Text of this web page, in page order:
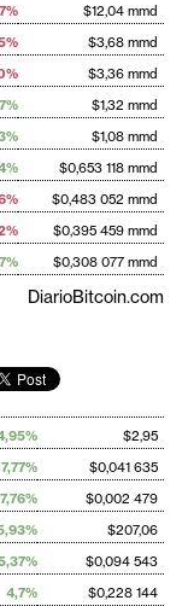
$12,04 mmd
$3,68 mmd
$3,36 mmd
$1,32 mmd
$1,08 mmd
$0,653 118 mmd
$0,483 052 mmd
$0,395 459 mmd
$0,308 077 mmd
DiarioBitcoin.com
$2,95
7,77%
$0,041 635
7,76%
$0,002 479
$207,06
$0,094 543
4,7%
$0,228 144